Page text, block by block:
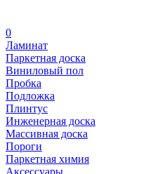
0
Ламинат
Паркетная доска
Виниловый пол
Пробка
Подложка
Плинтус
Инженерная доска
Массивная доска
Пороги
Паркетная химия
Аксессуары